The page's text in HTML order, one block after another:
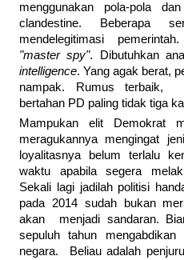
menggunakan pola-pola
clandestine. Beberapa
mendelegitimasi
"master spy". Dibutuhkan
intelligence. Yang agak berat,
nampak. Rumus terbaik,
bertahan PD paling tidak tiga
Mampukan elit Demokrat
meragukannya mengingat
loyalitasnya belum terlalu
waktu apabila segera
Sekali lagi jadilah politisi
pada 2014 sudah bukan
akan menjadi sandaran.
sepuluh tahun
negara. Beliau adalah